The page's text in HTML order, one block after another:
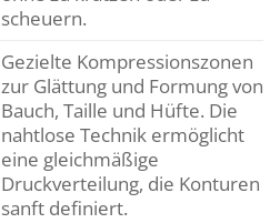
scheuern.
Gezielte Kompressionszonen
zur Glättung und Formung von
Bauch, Taille und Hüfte. Die
nahtlose Technik ermöglicht
eine gleichmäßige
Druckverteilung, die Konturen
sanft definiert.